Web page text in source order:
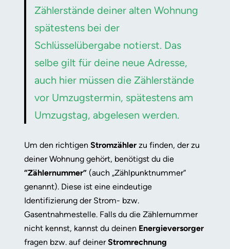
Zählerstände deiner alten Wohnung
spätestens bei der
Schlüsselübergabe notierst. Das
selbe gilt für deine neue Adresse,
auch hier müssen die Zählerstände
vor Umzugstermin, spätestens am
Umzugstag, abgelesen werden.
Um den richtigen Stromzähler zu finden, der zu
deiner Wohnung gehört, benötigst du die
“Zählernummer” (auch „Zählpunktnummer“
genannt). Diese ist eine eindeutige
Identifizierung der Strom- bzw.
Gasentnahmestelle. Falls du die Zählernummer
nicht kennst, kannst du deinen Energieversorger
fragen bzw. auf deinerStromrechnung